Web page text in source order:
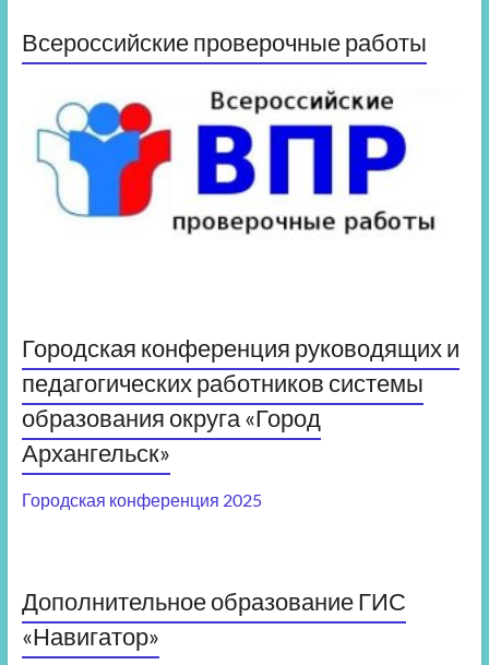
Всероссийские проверочные работы
Городская конференция руководящих и
педагогических работников системы
образования округа «Город
Архангельск»
Городская конференция 2025
Дополнительное образование ГИС
«Навигатор»